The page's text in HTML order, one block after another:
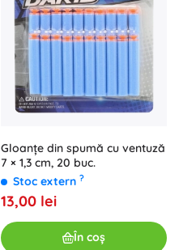
Gloanțe din spumă cu ventuză
7 × 1,3 cm, 20 buc.
Stoc extern ?
13,00 lei
În coș